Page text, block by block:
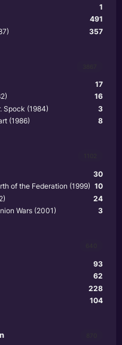
1
491
357
17
16
3
Spock (1984)
8
(1986)
30
10
of the Federation (1999)
24
3
Wars (2001)
93
62
228
104